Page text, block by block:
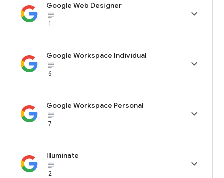
Google Web Designer
subject_black
1

Google Workspace Individual
subject_black
6

Google Workspace Personal
subject_black
7

Illuminate
subject_black
2
